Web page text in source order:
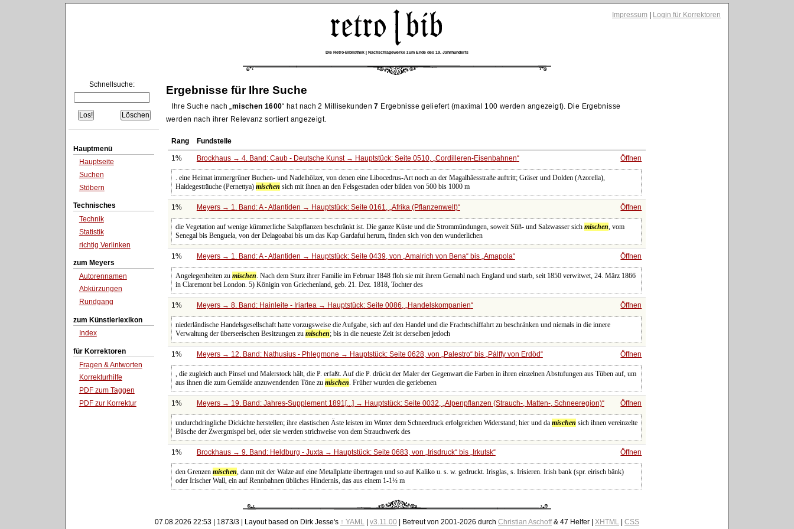
Impressum Login für Korrektoren
Die Retro-Bibliothek | Nachschlagewerke zum Ende des 19. Jahrhunderts
Schnellsuche:
Hauptmenü
Hauptseite
Suchen
Stöbern
Technisches
Technik
Statistik
richtig Verlinken
zum Meyers
Autorennamen
Abkürzungen
Rundgang
zum Künstlerlexikon
Index
für Korrektoren
Fragen & Antworten
Korrekturhilfe
PDF zum Taggen
PDF zur Korrektur
Ergebnisse für Ihre Suche
Ihre Suche nach mischen 1600 hat nach 2 Millisekunden7 Ergebnisse geliefert (maximal 100 werden angezeigt). Die Ergebnisse
werden nach ihrer Relevanz sortiert angezeigt.
Rang Fundstelle
1% Brockhaus → 4. Band: Caub - Deutsche Kunst → Hauptstück: Seite 0510, Cordilleren-Eisenbahnen Öffnen
. eine Heimat immergrüner Buchen- und Nadelhölzer, von denen eine Libocedrus-Art noch an der Magalhãesstraße auftritt; Gräser und Dolden (Azorella),
Haidegesträuche (Pernettya)mischen sich mit ihnen an den Felsgestaden oder bilden von 500 bis 1000 m
1% Meyers → 1. Band: A - Atlantiden → Hauptstück: Seite 0161, Afrika (Pflanzenwelt) Öffnen
die Vegetation auf wenige kümmerliche Salzpflanzen beschränkt ist. Die ganze Küste und die Strommündungen, soweit Süß- und Salzwasser sichmischen, vom
Senegal bis Benguela, von der Delagoabai bis um das Kap Gardafui herum, finden sich von den wunderlichen
1% Meyers → 1. Band: A - Atlantiden → Hauptstück: Seite 0439, von Amalrich von Bena bis Amapola Öffnen
Angelegenheiten zumischen. Nach dem Sturz ihrer Familie im Februar 1848 floh sie mit ihrem Gemahl nach England und starb, seit 1850 verwitwet, 24. März 1866
in Claremont bei London. 5) Königin von Griechenland, geb. 21. Dez. 1818, Tochter des
1% Meyers → 8. Band: Hainleite - Iriartea → Hauptstück: Seite 0086, Handelskompanien Öffnen
niederländische Handelsgesellschaft hatte vorzugsweise die Aufgabe, sich auf den Handel und die Frachtschiffahrt zu beschränken und niemals in die innere
Verwaltung der überseeischen Besitzungen zumischen; bis in die neueste Zeit ist derselben jedoch
1% Meyers → 12. Band: Nathusius - Phlegmone → Hauptstück: Seite 0628, von Palestro bis Pálffy von Erdöd Öffnen
, die zugleich auch Pinsel und Malerstock hält, die P. erfaßt. Auf die P. drückt der Maler der Gegenwart die Farben in ihren einzelnen Abstufungen aus Tüben auf, um
aus ihnen die zum Gemälde anzuwendenden Töne zumischen. Früher wurden die geriebenen
1% Meyers → 19. Band: Jahres-Supplement 1891[...] → Hauptstück: Seite 0032, Alpenpflanzen (Strauch-, Matten-, Schneeregion) Öffnen
undurchdringliche Dickichte herstellen; ihre elastischen Äste leisten im Winter dem Schneedruck erfolgreichen Widerstand; hier und damischen sich ihnen vereinzelte
Büsche der Zwergmispel bei, oder sie werden strichweise von dem Strauchwerk des
1% Brockhaus → 9. Band: Heldburg - Juxta → Hauptstück: Seite 0683, von Irisdruck bis Irkutsk Öffnen
den Grenzenmischen, dann mit der Walze auf eine Metallplatte übertragen und so auf Kaliko u. s. w. gedruckt. Irisglas, s. Irisieren. Irish bank (spr. eirisch bänk)
oder Irischer Wall, ein auf Rennbahnen übliches Hindernis, das aus einem 1-1½ m
07.08.2026 22:53 | 1873/3 | Layout based on Dirk Jesse's ↑ YAML| v3.11.00 | Betreut von 2001-2026 durch Christian Aschoff& 47 Helfer | XHTML| CSS